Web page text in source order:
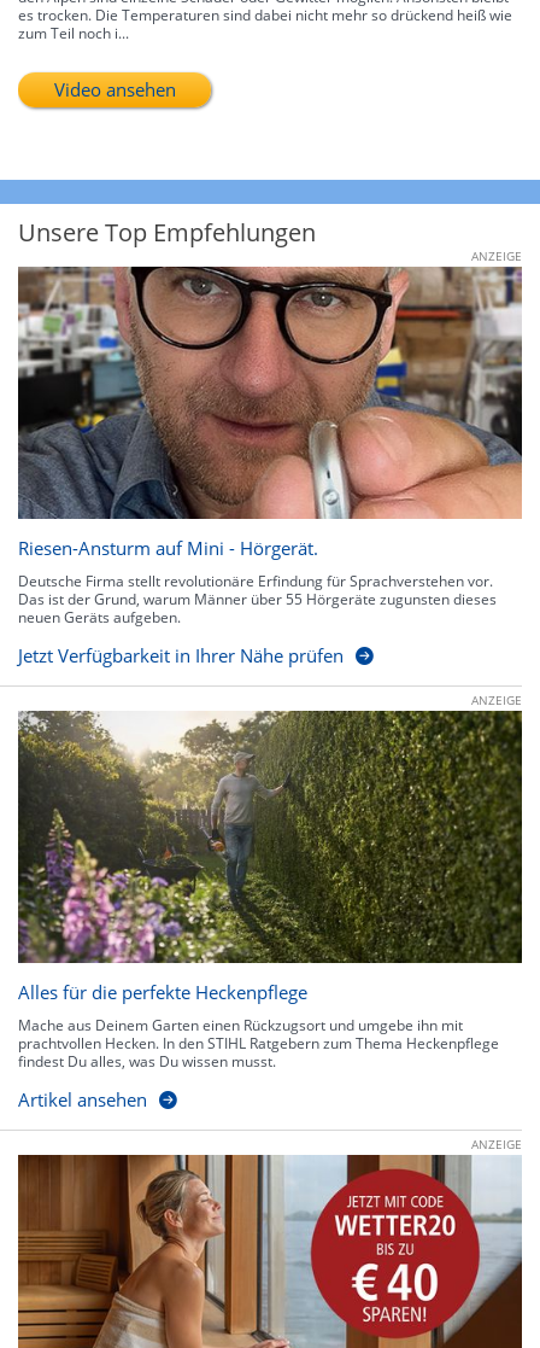
es trocken. Die Temperaturen sind dabei nicht mehr so drückend heiß wie
zum Teil noch i...
Video ansehen
Unsere Top Empfehlungen
ANZEIGE
Riesen-Ansturm auf Mini - Hörgerät.
Deutsche Firma stellt revolutionäre Erfindung für Sprachverstehen vor.
Das ist der Grund, warum Männer über 55 Hörgeräte zugunsten dieses
neuen Geräts aufgeben.
Jetzt Verfügbarkeit in Ihrer Nähe prüfen
ANZEIGE
Alles für die perfekte Heckenpflege
Mache aus Deinem Garten einen Rückzugsort und umgebe ihn mit
prachtvollen Hecken. In den STIHL Ratgebern zum Thema Heckenpflege
findest Du alles, was Du wissen musst.
Artikel ansehen
ANZEIGE